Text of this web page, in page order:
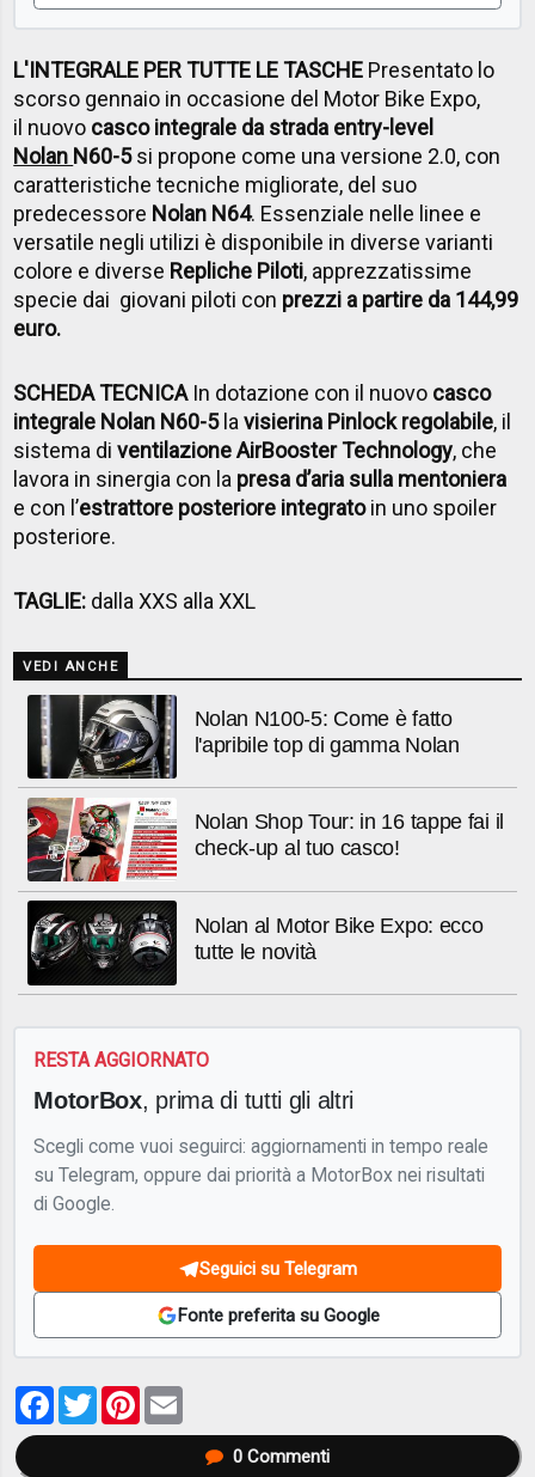
L'INTEGRALE PER TUTTE LE TASCHE Presentato lo
scorso gennaio in occasione del Motor Bike Expo,
il nuovo casco integrale da strada entry-level
Nolan N60-5si propone come una versione 2.0, con
caratteristiche tecniche migliorate, del suo
predecessore Nolan N64. Essenziale nelle linee e
versatile negli utilizi è disponibile in diverse varianti
colore e diverse Repliche Piloti, apprezzatissime
specie dai giovani piloti con prezzi a partire da 144,99
euro.
SCHEDA TECNICAIn dotazione con il nuovo casco
integrale Nolan N60-5lavisierina Pinlock regolabile, il
sistema diventilazione AirBooster Technology, che
lavora in sinergia con la presa d’aria sulla mentoniera
e con l’estrattore posteriore integratoin uno spoiler
posteriore.
TAGLIE: dalla XXS alla XXL
VEDI ANCHE
Nolan N100-5: Come è fatto
l'apribile top di gamma Nolan
Nolan Shop Tour: in 16 tappe fai il
check-up al tuo casco!
Nolan al Motor Bike Expo: ecco
tutte le novità
RESTA AGGIORNATO
MotorBox, prima di tutti gli altri
Scegli come vuoi seguirci: aggiornamenti in tempo reale
su Telegram, oppure dai priorità a MotorBox nei risultati
di Google.
Seguici su Telegram
Fonte preferita su Google
Facebook
TwitterPinterest
0Commenti